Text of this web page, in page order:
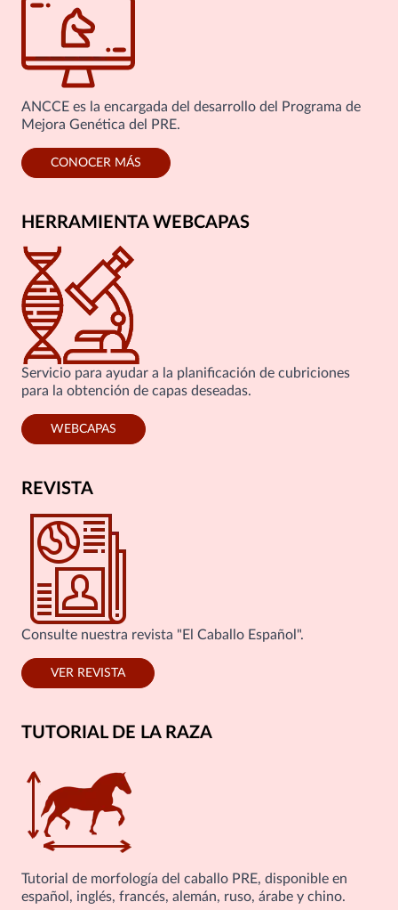
ANCCE es la encargada del desarrollo del Programa de
Mejora Genética del PRE.
CONOCER MÁS
HERRAMIENTA WEBCAPAS
Servicio para ayudar a la planificación de cubriciones
para la obtención de capas deseadas.
WEBCAPAS
REVISTA
Consulte nuestra revista "El Caballo Español".
VER REVISTA
TUTORIAL DE LA RAZA
Tutorial de morfología del caballo PRE, disponible en
español, inglés, francés, alemán, ruso, árabe y chino.